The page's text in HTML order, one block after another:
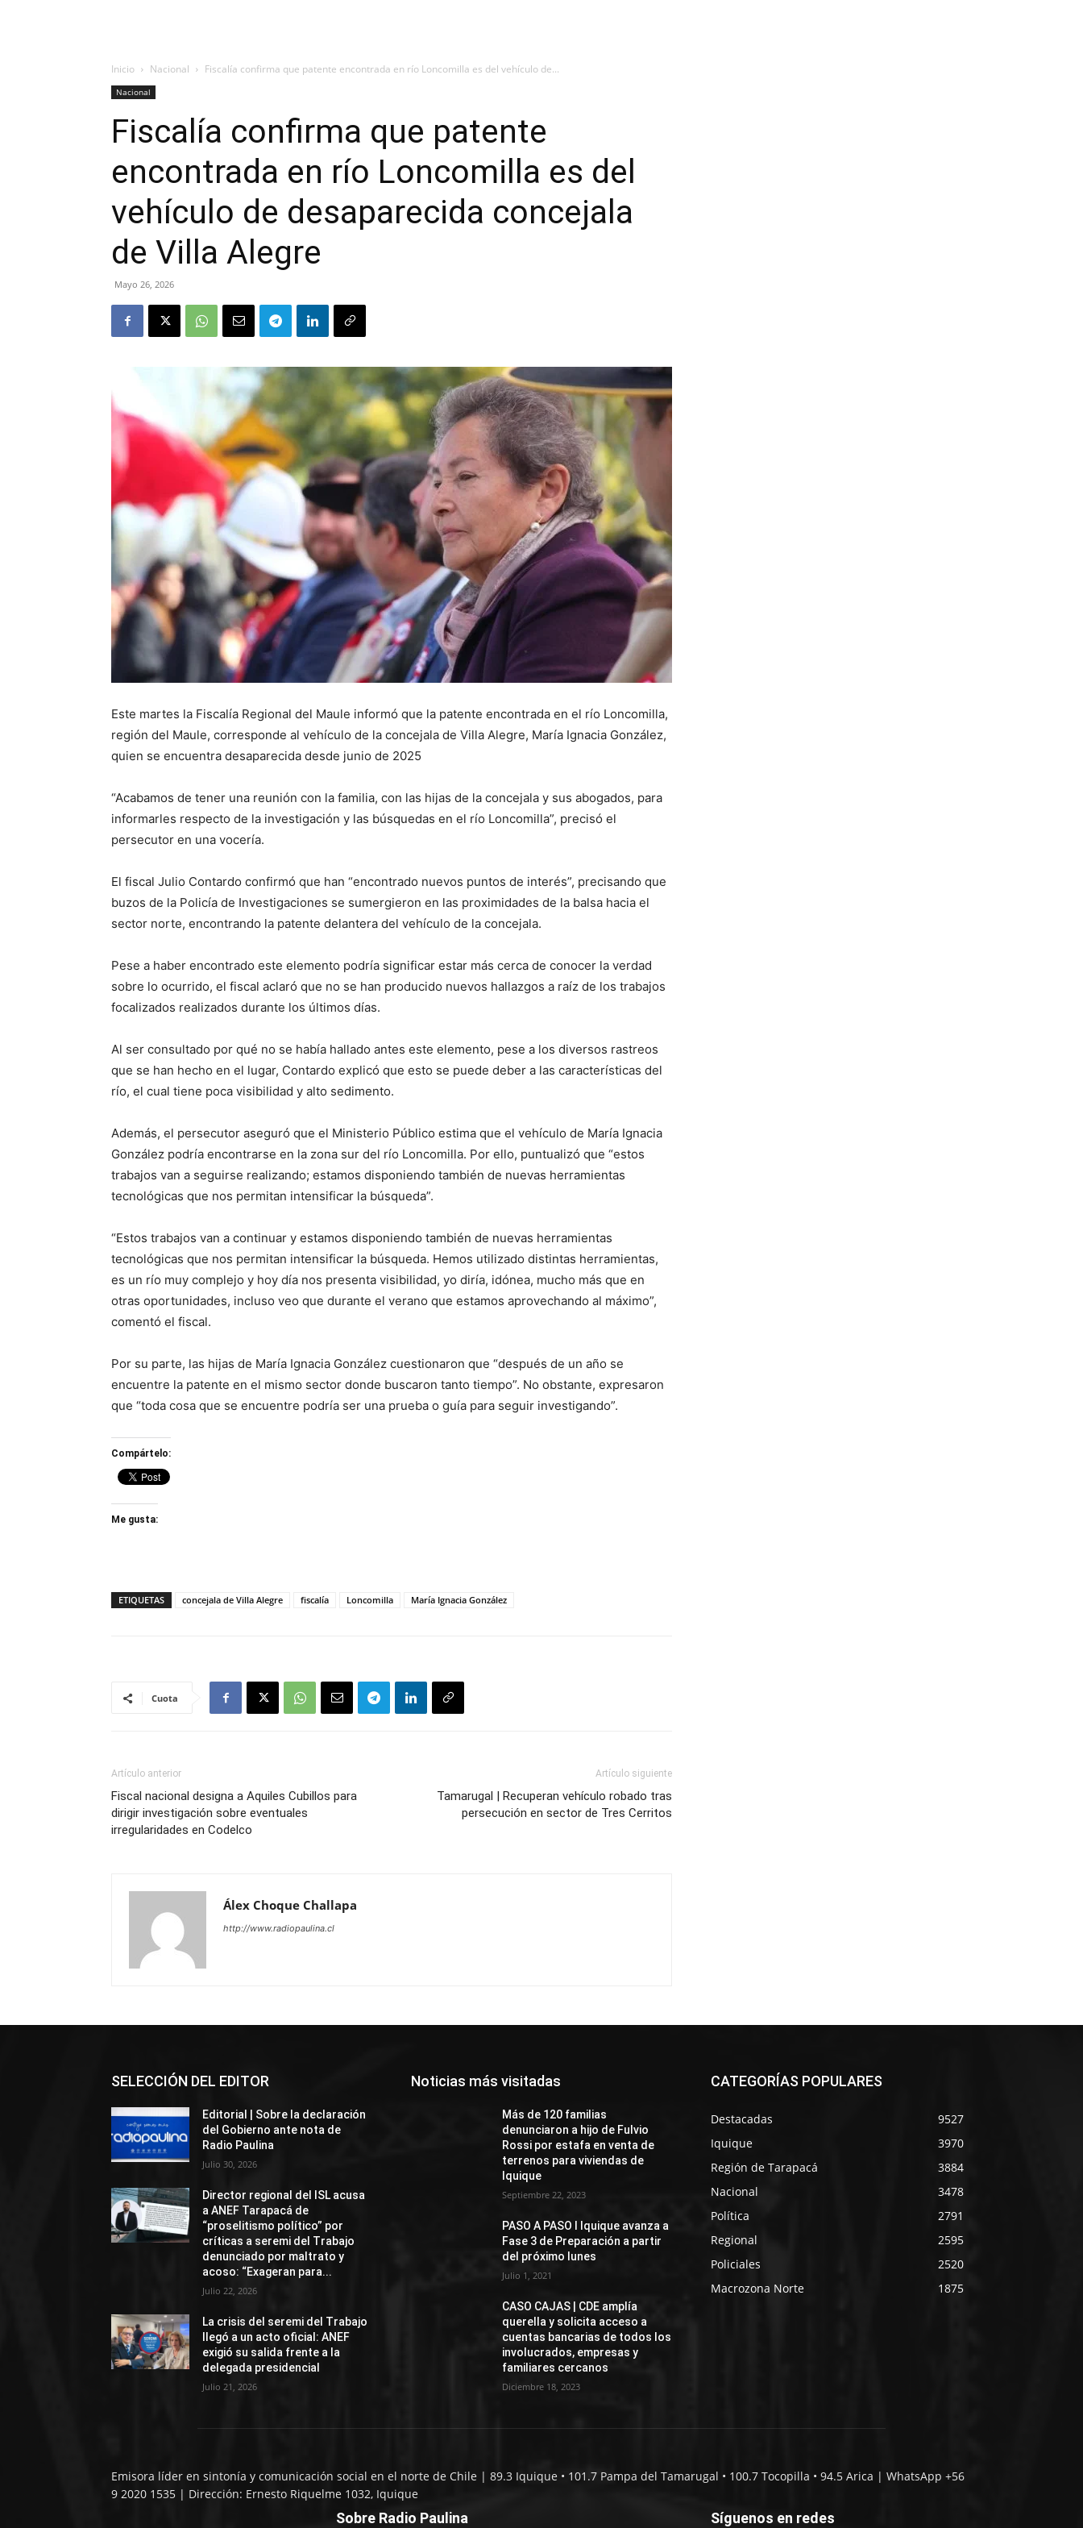
Inicio Nacional Fiscalía confirma que patente encontrada en río Loncomilla es del vehículo de...
Nacional
Fiscalía confirma que patente
encontrada en río Loncomilla es del
vehículo de desaparecida concejala
de Villa Alegre
Mayo 26, 2026
Este martes la Fiscalía Regional del Maule informó que la patente encontrada en el río Loncomilla,
región del Maule, corresponde al vehículo de la concejala de Villa Alegre, María Ignacia González,
quien se encuentra desaparecida desde junio de 2025
“Acabamos de tener una reunión con la familia, con las hijas de la concejala y sus abogados, para
informarles respecto de la investigación y las búsquedas en el río Loncomilla”, precisó el
persecutor en una vocería.
El fiscal Julio Contardo confirmó que han “encontrado nuevos puntos de interés”, precisando que
buzos de la Policía de Investigaciones se sumergieron en las proximidades de la balsa hacia el
sector norte, encontrando la patente delantera del vehículo de la concejala.
Pese a haber encontrado este elemento podría significar estar más cerca de conocer la verdad
sobre lo ocurrido, el fiscal aclaró que no se han producido nuevos hallazgos a raíz de los trabajos
focalizados realizados durante los últimos días.
Al ser consultado por qué no se había hallado antes este elemento, pese a los diversos rastreos
que se han hecho en el lugar, Contardo explicó que esto se puede deber a las características del
río, el cual tiene poca visibilidad y alto sedimento.
Además, el persecutor aseguró que el Ministerio Público estima que el vehículo de María Ignacia
González podría encontrarse en la zona sur del río Loncomilla. Por ello, puntualizó que “estos
trabajos van a seguirse realizando; estamos disponiendo también de nuevas herramientas
tecnológicas que nos permitan intensificar la búsqueda”.
“Estos trabajos van a continuar y estamos disponiendo también de nuevas herramientas
tecnológicas que nos permitan intensificar la búsqueda. Hemos utilizado distintas herramientas,
es un río muy complejo y hoy día nos presenta visibilidad, yo diría, idónea, mucho más que en
otras oportunidades, incluso veo que durante el verano que estamos aprovechando al máximo”,
comentó el fiscal.
Por su parte, las hijas de María Ignacia González cuestionaron que “después de un año se
encuentre la patente en el mismo sector donde buscaron tanto tiempo”. No obstante, expresaron
que “toda cosa que se encuentre podría ser una prueba o guía para seguir investigando”.
Compártelo:
Me gusta:
ETIQUETAS concejala de Villa Alegre fiscalía Loncomilla María Ignacia González
Cuota
Artículo anterior
Fiscal nacional designa a Aquiles Cubillos para
dirigir investigación sobre eventuales
irregularidades en Codelco
Artículo siguiente
Tamarugal | Recuperan vehículo robado tras
persecución en sector de Tres Cerritos
Álex Choque Challapa
http://www.radiopaulina.cl
SELECCIÓN DEL EDITOR
Editorial | Sobre la declaración
del Gobierno ante nota de
Radio Paulina
Julio 30, 2026
Director regional del ISL acusa
a ANEF Tarapacá de
“proselitismo político” por
críticas a seremi del Trabajo
denunciado por maltrato y
acoso: “Exageran para...
Julio 22, 2026
La crisis del seremi del Trabajo
llegó a un acto oficial: ANEF
exigió su salida frente a la
delegada presidencial
Julio 21, 2026
Noticias más visitadas
Más de 120 familias
denunciaron a hijo de Fulvio
Rossi por estafa en venta de
terrenos para viviendas de
Iquique
Septiembre 22, 2023
PASO A PASO I Iquique avanza a
Fase 3 de Preparación a partir
del próximo lunes
Julio 1, 2021
CASO CAJAS | CDE amplía
querella y solicita acceso a
cuentas bancarias de todos los
involucrados, empresas y
familiares cercanos
Diciembre 18, 2023
CATEGORÍAS POPULARES
Destacadas
9527
Iquique
3970
Región de Tarapacá
3884
Nacional
3478
Política
2791
Regional
2595
Policiales
2520
Macrozona Norte
1875
Emisora líder en sintonía y comunicación social en el norte de Chile | 89.3 Iquique • 101.7 Pampa del Tamarugal • 100.7 Tocopilla • 94.5 Arica | WhatsApp +56
9 2020 1535 | Dirección: Ernesto Riquelme 1032, Iquique
Sobre Radio Paulina Síguenos en redes